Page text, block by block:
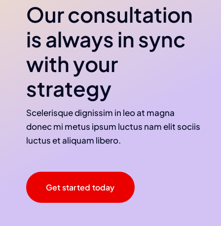
Our consultation
is always in sync
with your
strategy
Scelerisque dignissim in leo at magna
donec mi metus ipsum luctus nam elit sociis
luctus et aliquam libero.
Get started today